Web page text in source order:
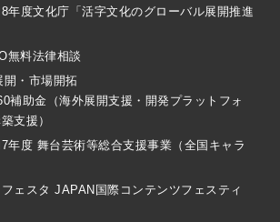
8年度文化庁「活字文化のグローバル展開推進
無料法律相談
開・市場開拓
補助金（海外展開支援・開発プラットフォ
支援）
7年度 舞台芸術等総合支援事業（全国キャラ
フェスタ JAPAN国際コンテンツフェスティ